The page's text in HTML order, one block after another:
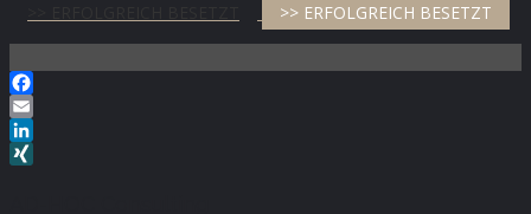
>> ERFOLGREICH BESETZT
Facebook
Email
LinkedIn